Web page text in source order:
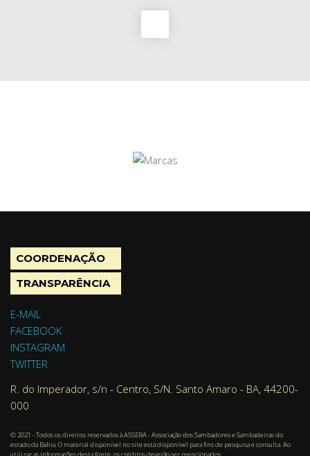
COORDENAÇÃO
TRANSPARÊNCIA
E-MAIL
FACEBOOK
INSTAGRAM
TWITTER
R. do Imperador, s/n - Centro, S/N. Santo Amaro - BA, 44200-
000
© 2021 - Todos os direitos reservados à ASSEBA - Associação dos Sambadores e Sambadeiras do
estado da Bahia. O material disponível no site está disponível para fins de pesquisa e consulta. Ao